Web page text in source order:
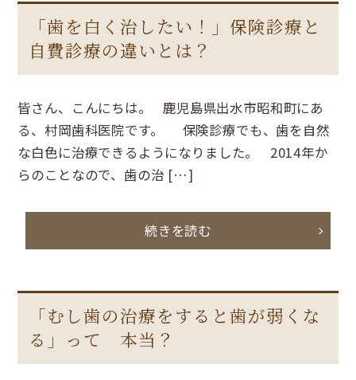
「歯を白く治したい！」保険診療と
自費診療の違いとは？
皆さん、こんにちは。 鹿児島県出水市昭和町にあ
る、村岡歯科医院です。 保険診療でも、歯を自然
な白色に治療できるようになりました。 2014年か
らのことなので、歯の治 […]
続きを読む
「むし歯の治療をすると歯が弱くな
る」って 本当？